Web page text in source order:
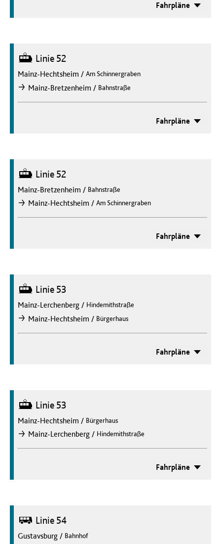
Fahrpläne
Straßenbahn
Linie 52
Mainz-Hechtsheim / Am Schinnergraben
nachMainz-Bretzenheim / Bahnstraße
Fahrpläne
Straßenbahn
Linie 52
Mainz-Bretzenheim / Bahnstraße
nachMainz-Hechtsheim / Am Schinnergraben
Fahrpläne
Straßenbahn
Linie 53
Mainz-Lerchenberg / Hindemithstraße
nachMainz-Hechtsheim / Bürgerhaus
Fahrpläne
Straßenbahn
Linie 53
Mainz-Hechtsheim / Bürgerhaus
nachMainz-Lerchenberg / Hindemithstraße
Fahrpläne
Bus Linie 54
Gustavsburg / Bahnhof